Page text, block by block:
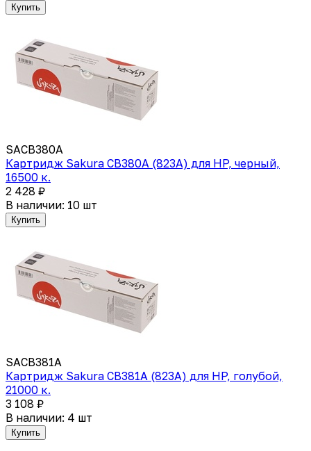
Купить
SACB380A
Картридж Sakura CB380A (823A) для HP, черный,
16500 к.
2 428 ₽
В наличии: 10 шт
Купить
SACB381A
Картридж Sakura CB381A (823A) для HP, голубой,
21000 к.
3 108 ₽
В наличии: 4 шт
Купить